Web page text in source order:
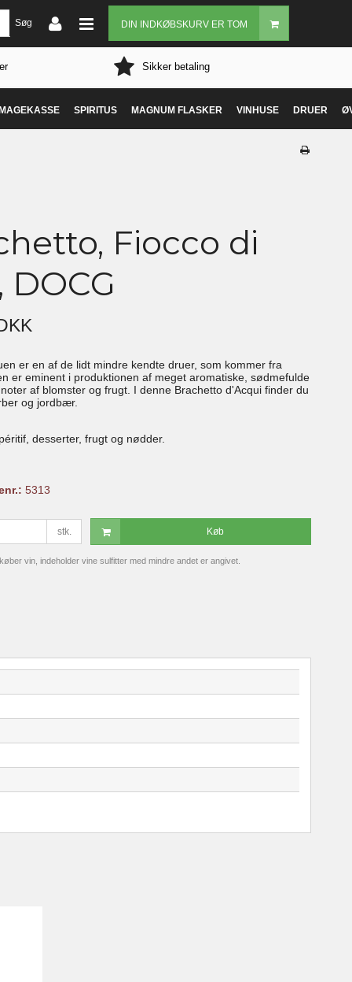
DIN INDKØBSKURV ER TOM
Søg
Sikker betaling
SPIRITUS MAGNUM FLASKER VINHUSE DRUER
Fiocco di
DOCG
er en af de lidt mindre kendte druer, som kommer fra
er eminent i produktionen af meget aromatiske, sødmefulde
af blomster og frugt. I denne Brachetto d'Acqui finder du
og jordbær.
desserter, frugt og nødder.
5313
stk. Køb
vin, indeholder vine sulfitter med mindre andet er angivet.